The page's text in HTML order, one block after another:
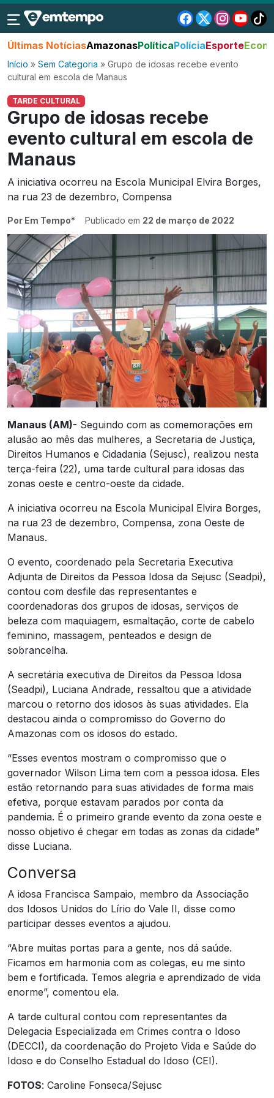
Últimas NotíciasAmazonasPolíticaPolíciaEsporte
Início » Sem Categoria » Grupo de idosas recebe evento
cultural em escola de Manaus
TARDE CULTURAL
Grupo de idosas recebe
evento cultural em escola de
Manaus
A iniciativa ocorreu na Escola Municipal Elvira Borges,
na rua 23 de dezembro, Compensa
Por Em Tempo* Publicado em 22 de março de 2022
Manaus (AM)- Seguindo com as comemorações em
alusão ao mês das mulheres, a Secretaria de Justiça,
Direitos Humanos e Cidadania (Sejusc), realizou nesta
terça-feira (22), uma tarde cultural para idosas das
zonas oeste e centro-oeste da cidade.
A iniciativa ocorreu na Escola Municipal Elvira Borges,
na rua 23 de dezembro, Compensa, zona Oeste de
Manaus.
O evento, coordenado pela Secretaria Executiva
Adjunta de Direitos da Pessoa Idosa da Sejusc (Seadpi),
contou com desfile das representantes e
coordenadoras dos grupos de idosas, serviços de
beleza com maquiagem, esmaltação, corte de cabelo
feminino, massagem, penteados e design de
sobrancelha.
A secretária executiva de Direitos da Pessoa Idosa
(Seadpi), Luciana Andrade, ressaltou que a atividade
marcou o retorno dos idosos às suas atividades. Ela
destacou ainda o compromisso do Governo do
Amazonas com os idosos do estado.
“Esses eventos mostram o compromisso que o
governador Wilson Lima tem com a pessoa idosa. Eles
estão retornando para suas atividades de forma mais
efetiva, porque estavam parados por conta da
pandemia. É o primeiro grande evento da zona oeste e
nosso objetivo é chegar em todas as zonas da cidade”
disse Luciana.
Conversa
A idosa Francisca Sampaio, membro da Associação
dos Idosos Unidos do Lírio do Vale II, disse como
participar desses eventos a ajudou.
“Abre muitas portas para a gente, nos dá saúde.
Ficamos em harmonia com as colegas, eu me sinto
bem e fortificada. Temos alegria e aprendizado de vida
enorme”, comentou ela.
A tarde cultural contou com representantes da
Delegacia Especializada em Crimes contra o Idoso
(DECCI), da coordenação do Projeto Vida e Saúde do
Idoso e do Conselho Estadual do Idoso (CEI).
FOTOS: Caroline Fonseca/Sejusc